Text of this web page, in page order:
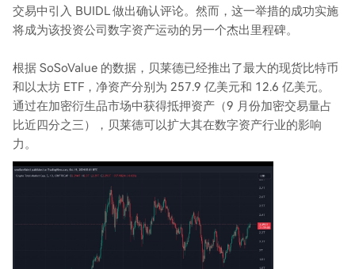
交易中引入 BUIDL 做出确认评论。然而，这一举措的成功实施
将成为该投资公司数字资产运动的另一个杰出里程碑。
根据 SoSoValue 的数据，贝莱德已经推出了最大的现货比特币
和以太坊 ETF，净资产分别为 257.9 亿美元和 12.6 亿美元。
通过在加密衍生品市场中获得抵押资产（9 月份加密交易量占
比近四分之三），贝莱德可以扩大其在数字资产行业的影响
力。